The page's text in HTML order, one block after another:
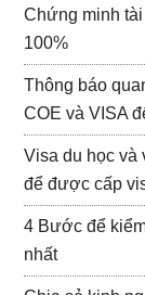
Chứng minh
100%
Thông báo
COE và VISA
Visa du học và
để được cấp
4 Bước để
nhất